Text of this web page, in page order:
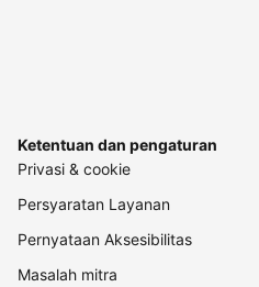
Ketentuan dan pengaturan
Privasi & cookie
Persyaratan Layanan
Pernyataan Aksesibilitas
Masalah mitra